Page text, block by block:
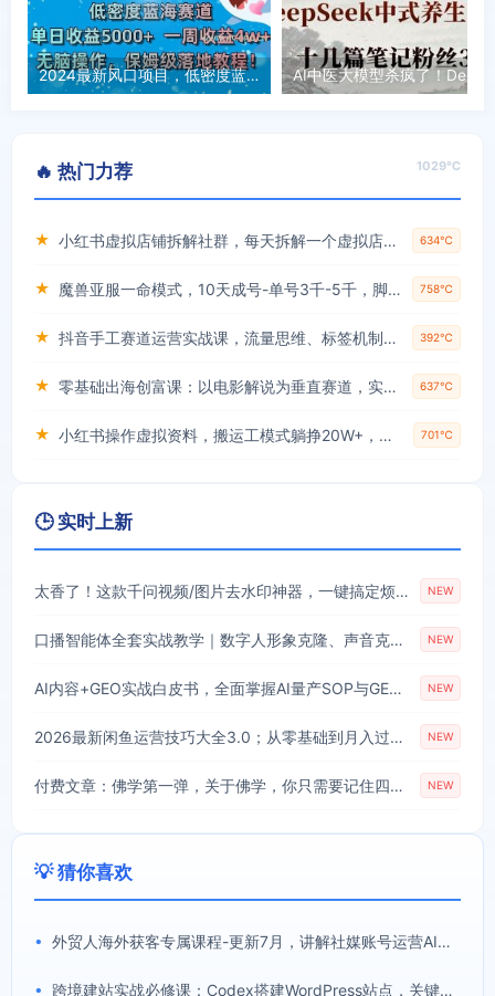
2024最新风口项目，低密度蓝海赛道，单日收益5000+，一周收益4w+！【揭秘】
🔥 热门力荐 1029℃
★ 小红书虚拟店铺拆解社群，每天拆解一个虚拟店，简单实用(赠送小红书虚拟教程) 634℃
★ 魔兽亚服一命模式，10天成号-单号3千-5千，脚本全自动操作，保姆级教学【揭秘】 758℃
★ 抖音手工赛道运营实战课，流量思维、标签机制、垂直定位，解决不起号难题，单月变现破3万 392℃
★ 零基础出海创富课：以电影解说为垂直赛道，实现不出国门赚美金的目标 637℃
★ 小红书操作虚拟资料，搬运工模式躺挣20W+，互联网的低成本路子！ 701℃
🕒 实时上新
太香了！这款千问视频/图片去水印神器，一键搞定烦人水印，本地完全免费，浏览器拓展插件 NEW
口播智能体全套实战教学｜数字人形象克隆、声音克隆、AI视频生成、文案改写、软件配置零基础落地课 NEW
AI内容+GEO实战白皮书，全面掌握AI量产SOP与GEO分发机制【文档】 NEW
2026最新闲鱼运营技巧大全3.0；从零基础到月入过万，卖货准备、链接搭建到选品定价全拆解 NEW
付费文章：佛学第一弹，关于佛学，你只需要记住四个字 NEW
💡 猜你喜欢
• 外贸人海外获客专属课程-更新7月，讲解社媒账号运营AI矩阵玩法，，系统掌握海外客户开发全流程实战方法
• 跨境建站实战必修课：Codex搭建WordPress站点，关键词外链打造谷歌流量阵地